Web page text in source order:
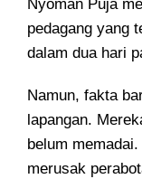
Nyoman Puja
pedagang yang
dalam dua hari
Namun, fakta
lapangan.
belum
merusak